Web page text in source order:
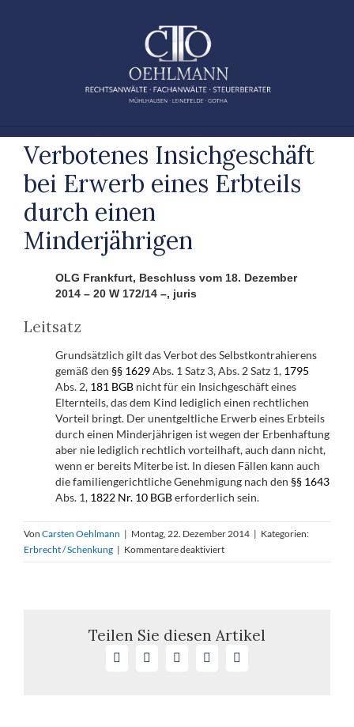
Verbotenes Insichgeschäft
bei Erwerb eines Erbteils
durch einen
Minderjährigen
OLG Frankfurt, Beschluss vom 18. Dezember
2014 – 20 W 172/14 –, juris
Leitsatz
Grundsätzlich gilt das Verbot des Selbstkontrahierens
gemäß den §§ 1629Abs. 1 Satz 3, Abs. 2 Satz 1, 1795
Abs. 2, 181 BGB nicht für ein Insichgeschäft eines
Elternteils, das dem Kind lediglich einen rechtlichen
Vorteil bringt. Der unentgeltliche Erwerb eines Erbteils
durch einen Minderjährigen ist wegen der Erbenhaftung
aber nie lediglich rechtlich vorteilhaft, auch dann nicht,
wenn er bereits Miterbe ist. In diesen Fällen kann auch
die familiengerichtliche Genehmigung nach den §§ 1643
Abs. 1, 1822 Nr. 10 BGBerforderlich sein.
Von Carsten Oehlmann | Montag, 22. Dezember 2014 | Kategorien:
Erbrecht / Schenkung | Kommentare deaktiviertfür
Verbotenes
eines
Erbteils
durch
Teilen Sie diesen Artikel
Facebook LinkedInWhatsApp